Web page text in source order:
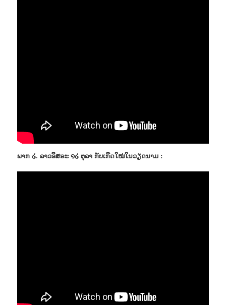
ພາກ ໒. ລາວອິສຣະ ໑໒ ຕຸລາ ກັບເກີດໃໝ່ໃນວຽດນາມ :